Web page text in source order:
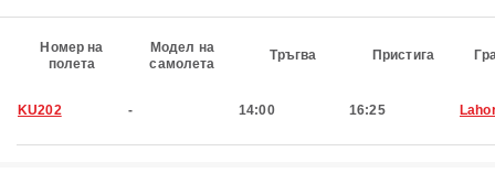
Номер на
полета
Модел на
самолета
Тръгва Пристига
KU202 - 14:00 16:25